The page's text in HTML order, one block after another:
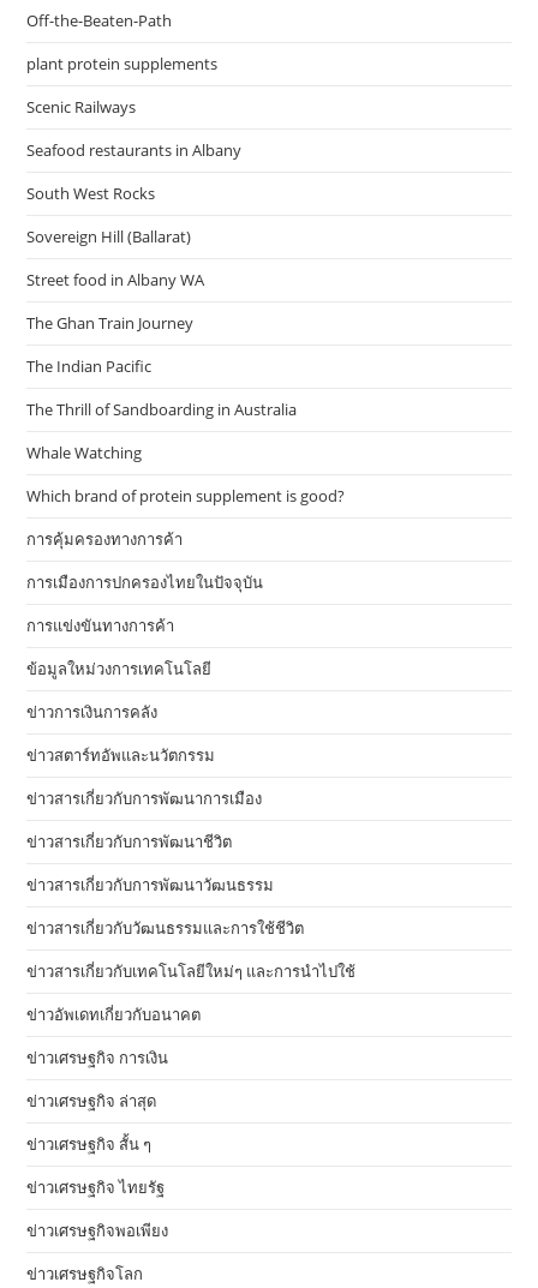
Off-the-Beaten-Path
plant protein supplements
Scenic Railways
Seafood restaurants in Albany
South West Rocks
Sovereign Hill (Ballarat)
Street food in Albany WA
The Ghan Train Journey
The Indian Pacific
The Thrill of Sandboarding in Australia
Whale Watching
Which brand of protein supplement is good?
การคุ้มครองทางการค้า
การเมืองการปกครองไทยในปัจจุบัน
การแข่งขันทางการค้า
ข้อมูลใหม่วงการเทคโนโลยี
ข่าวการเงินการคลัง
ข่าวสตาร์ทอัพและนวัตกรรม
ข่าวสารเกี่ยวกับการพัฒนาการเมือง
ข่าวสารเกี่ยวกับการพัฒนาชีวิต
ข่าวสารเกี่ยวกับการพัฒนาวัฒนธรรม
ข่าวสารเกี่ยวกับวัฒนธรรมและการใช้ชีวิต
ข่าวสารเกี่ยวกับเทคโนโลยีใหม่ๆ และการนำไปใช้
ข่าวอัพเดทเกี่ยวกับอนาคต
ข่าวเศรษฐกิจ การเงิน
ข่าวเศรษฐกิจ ล่าสุด
ข่าวเศรษฐกิจ สั้น ๆ
ข่าวเศรษฐกิจ ไทยรัฐ
ข่าวเศรษฐกิจพอเพียง
ข่าวเศรษฐกิจโลก